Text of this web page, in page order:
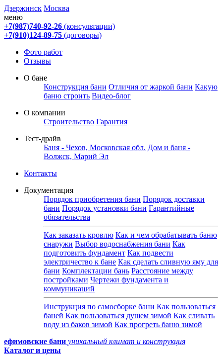
Дзержинск Москва
меню
+7(987)740-92-26 (консультации)
+7(910)124-89-75 (договоры)
Фото работ
Отзывы
О бане
Конструкция бани Отличия от жаркой бани Какую
баню строить Видео-блог
О компании
Строительство Гарантия
Тест-драйв
Баня - Чехов, Московская обл. Дом и баня -
Волжск, Марий Эл
Контакты
Документация
Порядок приобретения бани Порядок доставки
бани Порядок установки бани Гарантийные
обязательства
Как заказать кровлю Как и чем обрабатывать баню
снаружи Выбор водоснабжения бани Как
подготовить фундамент Как подвести
электричество к бане Как сделать сливную яму для
бани Комплектации бань Расстояние между
постройками Чертежи фундамента и
коммуникаций
Инструкция по самосборке бани Как пользоваться
баней Как пользоваться душем зимой Как сливать
воду из баков зимой Как прогреть баню зимой
ефимовские бани уникальный климат и конструкция
Каталог и цены